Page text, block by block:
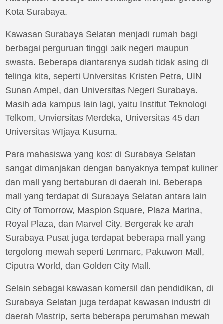
Kota Surabaya.
Kawasan Surabaya Selatan menjadi rumah bagi
berbagai perguruan tinggi baik negeri maupun
swasta. Beberapa diantaranya sudah tidak asing di
telinga kita, seperti Universitas Kristen Petra, UIN
Sunan Ampel, dan Universitas Negeri Surabaya.
Masih ada kampus lain lagi, yaitu Institut Teknologi
Telkom, Unviersitas Merdeka, Universitas 45 dan
Universitas WIjaya Kusuma.
Para mahasiswa yang kost di Surabaya Selatan
sangat dimanjakan dengan banyaknya tempat kuliner
dan mall yang bertaburan di daerah ini. Beberapa
mall yang terdapat di Surabaya Selatan antara lain
City of Tomorrow, Maspion Square, Plaza Marina,
Royal Plaza, dan Marvel City. Bergerak ke arah
Surabaya Pusat juga terdapat beberapa mall yang
tergolong mewah seperti Lenmarc, Pakuwon Mall,
Ciputra World, dan Golden City Mall.
Selain sebagai kawasan komersil dan pendidikan, di
Surabaya Selatan juga terdapat kawasan industri di
daerah Mastrip, serta beberapa perumahan mewah